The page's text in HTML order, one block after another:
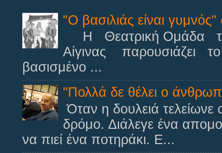
"Ο βασιλιάς είναι
Η Θεατρική Ομάδα
Αίγινας παρουσιάζει
βασισμένο ...
"Πολλά δε θέλει ο
Όταν η δουλειά
δρόμο. Διάλεγε ένα
να πιεί ένα ποτηράκι. Ε...